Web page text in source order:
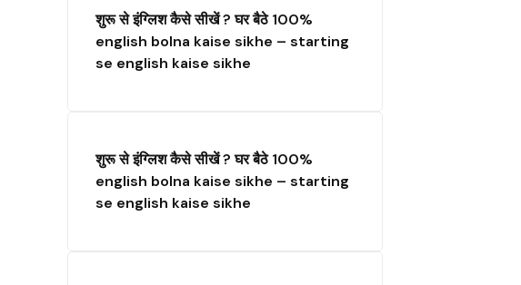
शुरू से इंग्लिश कैसे सीखें ? घर बैठे 100%
english bolna kaise sikhe – starting
se english kaise sikhe
शुरू से इंग्लिश कैसे सीखें ? घर बैठे 100%
english bolna kaise sikhe – starting
se english kaise sikhe